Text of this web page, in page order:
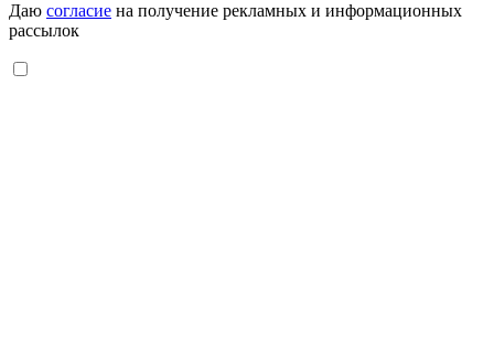
Даю согласие на получение рекламных и информационных
рассылок